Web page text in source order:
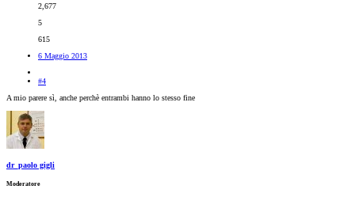
2,677
5
615
6 Maggio 2013
#4
A mio parere sì, anche perchè entrambi hanno lo stesso fine
dr_paolo gigli
Moderatore